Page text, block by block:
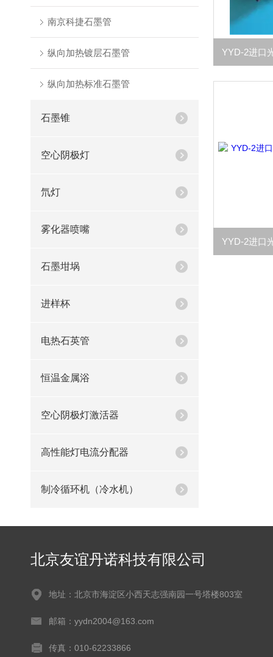
南京科捷石墨管
纵向加热镀层石墨管
纵向加热标准石墨管
石墨锥
空心阴极灯
氘灯
雾化器喷嘴
石墨坩埚
进样杯
电热石英管
恒温金属浴
空心阴极灯激活器
高性能灯电流分配器
制冷循环机（冷水机）
北京友谊丹诺科技有限公司
地址：北京市海淀区小西天志强南园一号塔楼803室
邮箱：yydn2004@163.com
传真：010-62233866